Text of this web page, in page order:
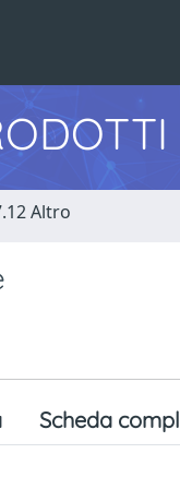
Altro
Scheda